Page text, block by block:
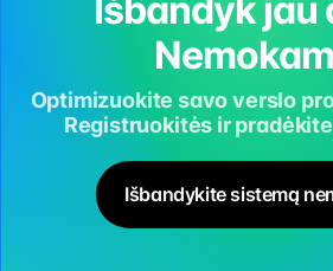
Išbandyk jau
Optimizuokite savo verslo
Registruokitės ir
Išbandykite sistemą